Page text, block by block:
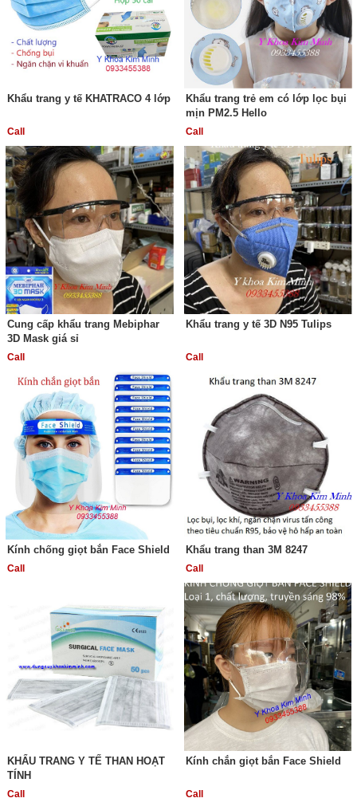
Khẩu trang y tế KHATRACO 4 lớp
Call
Khẩu trang trẻ em có lớp lọc bụi
mịn PM2.5 Hello
Call
Cung cấp khẩu trang Mebiphar
3D Mask giá sỉ
Call
Khẩu trang y tế 3D N95 Tulips
Call
Kính chống giọt bắn Face Shield
Call
Khẩu trang than 3M 8247
Call
KHẨU TRANG Y TẾ THAN HOẠT
TÍNH
Call
Kính chắn giọt bắn Face Shield
Call